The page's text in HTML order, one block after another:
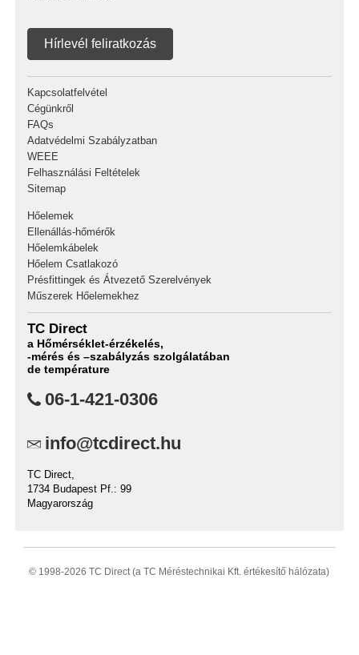
Hírlevél feliratkozás
Kapcsolatfelvétel
Cégünkről
FAQs
Adatvédelmi Szabályzatban
WEEE
Felhasználási Feltételek
Sitemap
Hőelemek
Ellenállás-hőmérők
Hőelemkábelek
Hőelem Csatlakozó
Présfittingek és Átvezető Szerelvények
Műszerek Hőelemekhez
TC Direct
a Hőmérséklet-érzékelés,
-mérés és –szabályzás szolgálatában
de température
06-1-421-0306
info@tcdirect.hu
TC Direct,
1734 Budapest Pf.: 99
Magyarország
© 1998-2026 TC Direct (a TC Méréstechnikai Kft. értékesítő hálózata)